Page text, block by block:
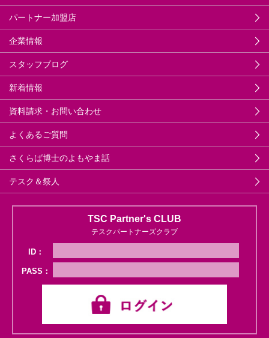
パートナー加盟店
企業情報
スタッフブログ
新着情報
資料請求・お問い合わせ
よくあるご質問
さくらば博士のよもやま話
テスク＆祭人
TSC Partner's CLUB
テスクパートナーズクラブ
ID：
PASS：